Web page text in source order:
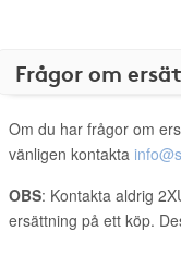
Frågor om
Om du har frågor om
vänligen kontakta
OBS: Kontakta aldrig
ersättning på ett köp.